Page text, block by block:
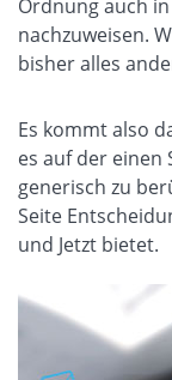
Ordnung auch
nachzuweisen.
bisher alles
Es kommt also
es auf der einen
generisch zu
Seite
und Jetzt bietet.